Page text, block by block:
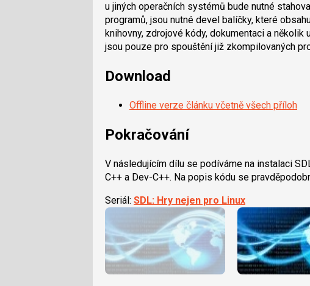
u jiných operačních systémů bude nutné
programů, jsou nutné devel balíčky, které
knihovny, zdrojové kódy, dokumentaci a
jsou pouze pro spouštění již zkompilovaných
Download
Offline verze článku včetně všech příloh
Pokračování
V následujícím dílu se podíváme na instalaci
C++ a Dev-C++. Na popis kódu se
Seriál: SDL: Hry nejen pro Linux